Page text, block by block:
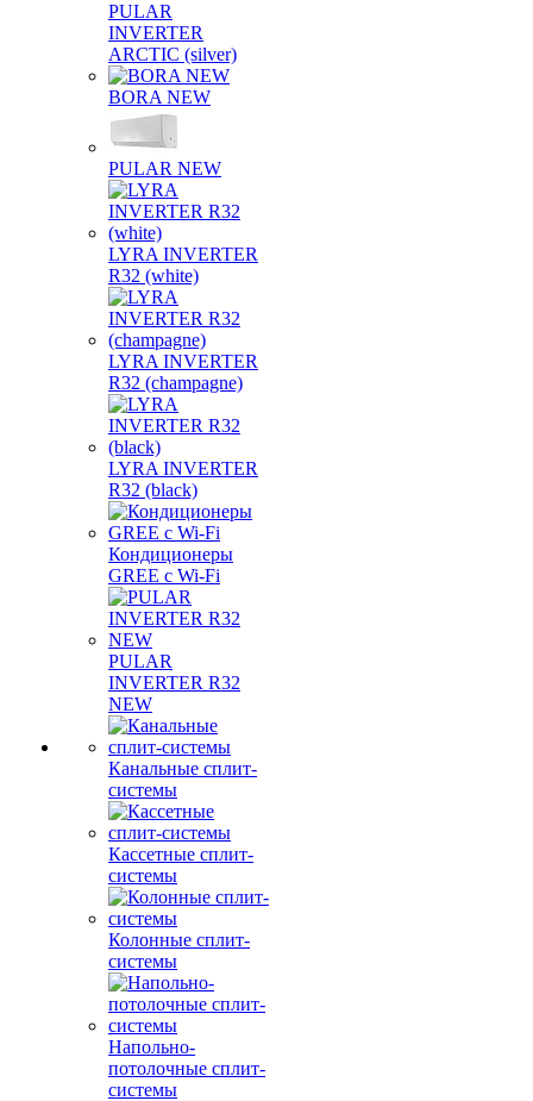
PULAR
INVERTER
ARCTIC (silver)
BORA NEW
PULAR NEW
LYRA INVERTER
R32 (white)
LYRA INVERTER
R32 (champagne)
LYRA INVERTER
R32 (black)
Кондиционеры
GREE с Wi-Fi
PULAR
INVERTER R32
NEW
Канальные сплит-
системы
Кассетные сплит-
системы
Колонные сплит-
системы
Напольно-
потолочные сплит-
системы